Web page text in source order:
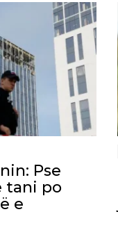
Pse
tani po
e